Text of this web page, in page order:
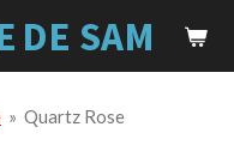
DE SAM
» Quartz Rose